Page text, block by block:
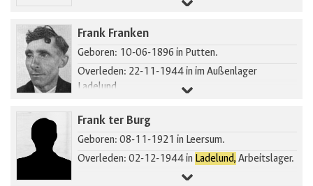
Frank Franken
Geboren: 10-06-1896 in Putten.
Overleden: 22-11-1944 in im Außenlager
Ladelund.
Frank ter Burg
Geboren: 08-11-1921 in Leersum.
Overleden: 02-12-1944 in Ladelund, Arbeitslager.